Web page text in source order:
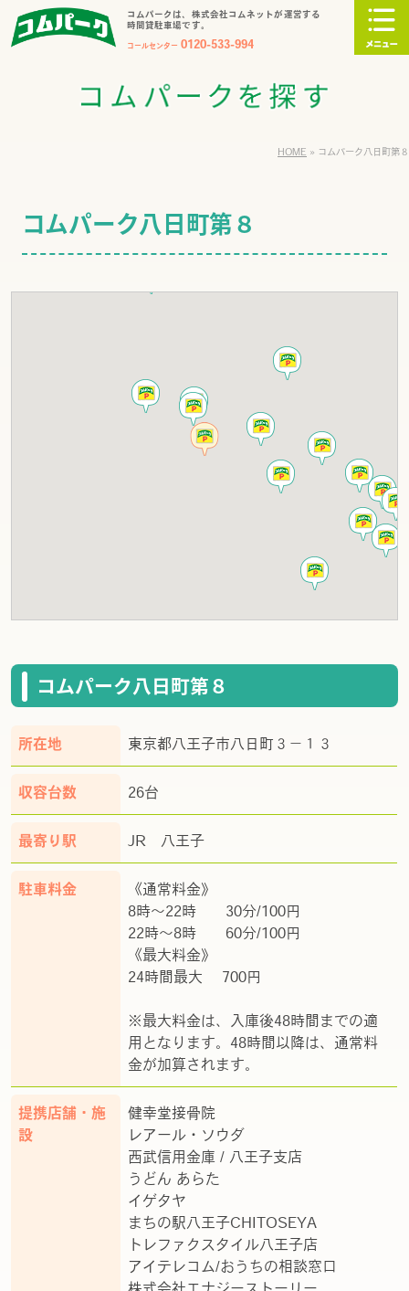
コムパークは、株式会社コムネットが運営する
時間貸駐車場です。
コールセンター 0120-533-994
HOME » コムパーク八日町第８
コムパーク八日町第８
コムパーク八日町第８
所在地 東京都八王子市八日町３－１３
収容台数 26台
最寄り駅 JR 八王子
駐車料金
《通常料金》
8時～22時 30分/100円
22時～8時 60分/100円
《最大料金》
24時間最大 700円
※最大料金は、入庫後48時間までの適
用となります。48時間以降は、通常料
金が加算されます。
提携店舗・施
設
健幸堂接骨院
レアール・ソウダ
西武信用金庫 / 八王子支店
うどん あらた
イゲタヤ
まちの駅八王子CHITOSEYA
トレファクスタイル八王子店
アイテレコム/おうちの相談窓口